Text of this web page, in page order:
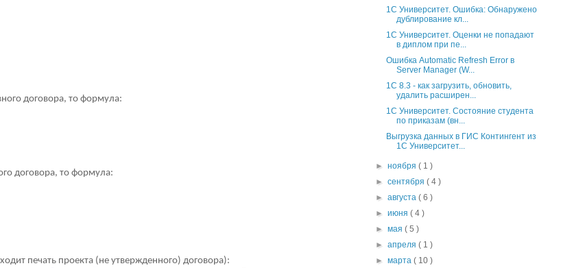
договора, то формула:
договора, то формула:
печать проекта (не утвержденного) договора):
1С Университет. Ошибка: Обнаружено
дублирование кл...
1С Университет. Оценки не попадают
в диплом при пе...
Ошибка Automatic Refresh Error в
Server Manager (W...
1С 8.3 - как загрузить, обновить,
удалить расширен...
1С Университет. Состояние студента
по приказам (вн...
Выгрузка данных в ГИС Контингент из
1С Университет...
►ноября( 1 )
►сентября( 4 )
►августа( 6 )
►июня( 4 )
►мая( 5 )
►апреля( 1 )
►марта( 10 )